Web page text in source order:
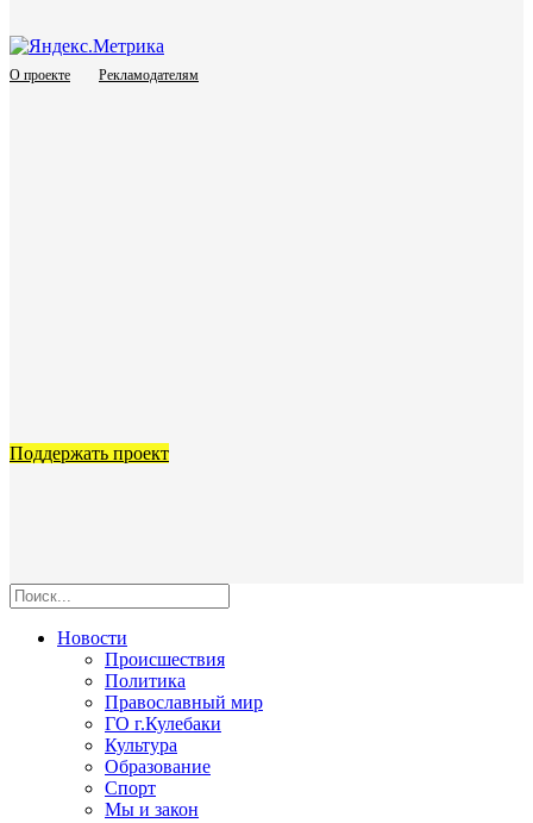
О проекте Рекламодателям
Поддержать проект
Новости
Происшествия
Политика
Православный мир
ГО г.Кулебаки
Культура
Образование
Спорт
Мы и закон